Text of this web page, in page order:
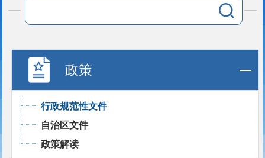
政策
行政规范性文件
自治区文件
政策解读